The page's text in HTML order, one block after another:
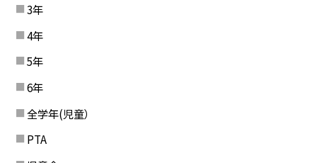
3年
4年
5年
6年
全学年(児童）
PTA